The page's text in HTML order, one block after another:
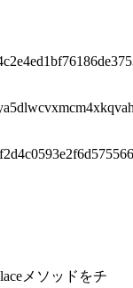
メソッドをチ